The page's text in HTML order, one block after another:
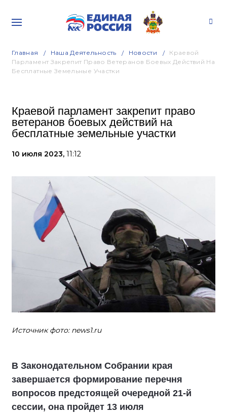
Главная Наша Деятельность Новости
Краевой
Парламент Закрепит Право Ветеранов Боевых Действий На
Бесплатные Земельные Участки
Краевой парламент закрепит право
ветеранов боевых действий на
бесплатные земельные участки
10 июля 2023, 11:12
Источник фото: news1.ru
В Законодательном Собрании края
завершается формирование перечня
вопросов предстоящей очередной 21-й
сессии, она пройдет 13 июля